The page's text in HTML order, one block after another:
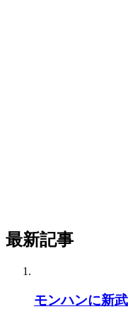
最新記事
モンハンに新